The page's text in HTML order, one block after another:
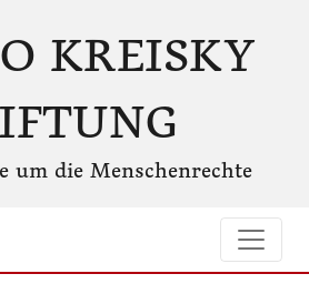
KREISKY
um die Menschenrechte